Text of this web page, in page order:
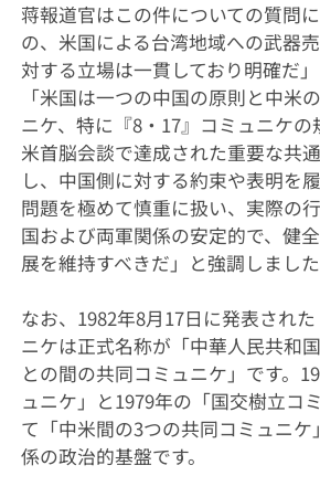
蒋報道官はこの件についての質問
の、米国による台湾地域への武器
対する立場は一貫しており明確だ」
「米国は一つの中国の原則と中米
ニケ、特に『8・17』コミュニケ
米首脳会談で達成された重要な共
し、中国側に対する約束や表明を
問題を極めて慎重に扱い、実際の
国および両軍関係の安定的で、健
展を維持すべきだ」と強調しました
なお、1982年8月17日に発表され
ニケは正式名称が「中華人民共和
との間の共同コミュニケ」です。
ュニケ」と1979年の「国交樹立コ
て「中米間の3つの共同コミュニ
係の政治的基盤です。